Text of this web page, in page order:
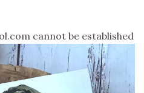
cannot be established